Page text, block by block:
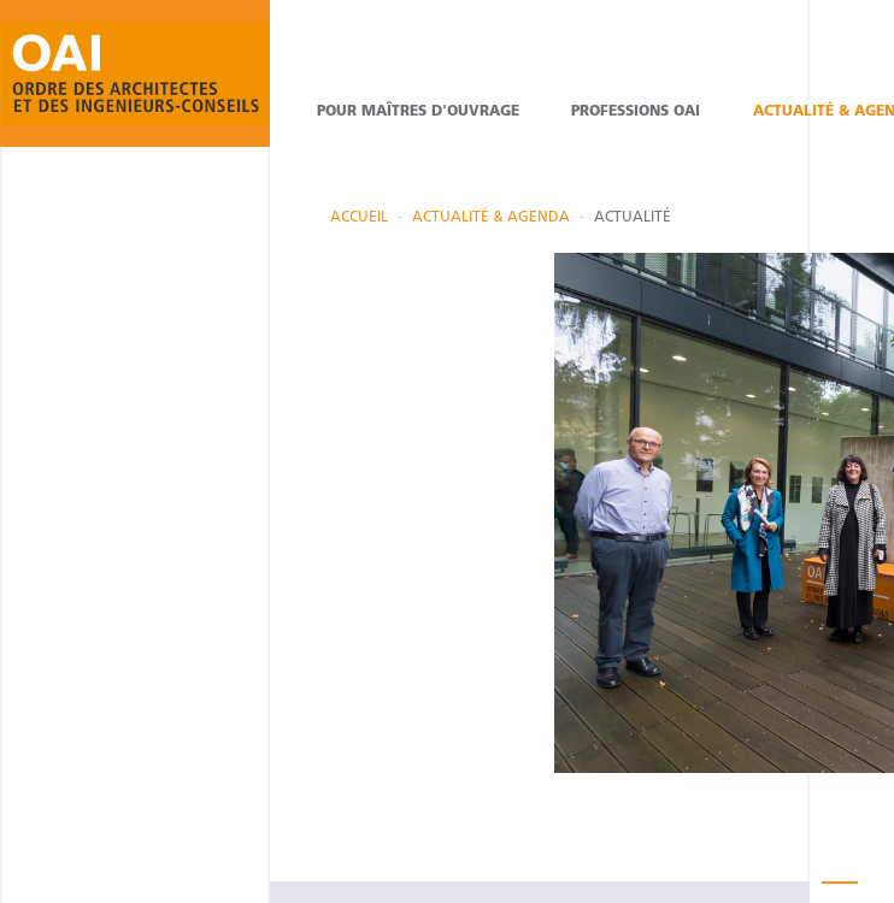
POUR MAÎTRES D'OUVRAGE PROFESSIONS OAI ACTUALITÉ &
ACCUEIL ACTUALITÉ & AGENDA ACTUALITÉ